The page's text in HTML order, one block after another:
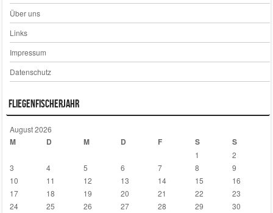
Über uns
Links
Impressum
Datenschutz
Fliegenfischerjahr
August 2026
M D M D F S S
1
2
3
4 5 6 7 8
9
10
11 12 13 14 15
16
17
18 19 20 21 22
23
24
25 26 27 28 29
30